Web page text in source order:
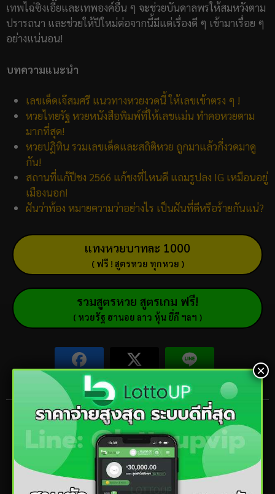
เทพไฉ่ซิงเอี๊ยและเทพองค์อื่น ๆ จะช่วยบันดาลพรให้สมหวังตาม
ปรารถนา และช่วยให้ปีใหม่ต่อจากนี้มีแต่เรื่องดี ๆ เข้ามาเรื่อย ๆ
อย่างแน่นอน!
บทความแนะนำ
เลขเด็ดเจ๊สมศรี แนวทางหวยงวดนี้ ให้เลขเข้าตรง ๆ !
หวยไทยรัฐ หวยหนังสือพิมพ์ที่ให้เลขแม่น ทำคอหวยตาม
มากที่สุด!
หวยปฏิทิน รวมเลขเด็ดและสถิติหวย ถูกมาแล้วกี่งวดมาดู
กัน!
สถานที่แก้ปีชง 2566 แก้ชงที่ไหนดี แถมรูปลง IG เหมือนอยู่
เมืองนอก!
ฝันว่าท้อง หมายความว่าอย่างไร เป็นฝันที่ดีหรือร้ายกันแน่?
แทงหวยบาทละ 1000
( ฟรี ! สูตรหวย ทุกหวย )
รวมสูตรหวย สูตรเกม ฟรี!
( หวยรัฐ ฮานอย ลาว หุ้น ยี่กี ฯลฯ )
ข่าวใหม่มาแรง
ฝันเห็นคนแก่ จะดีหรือร้ายมาส่อง
คำทำนายกัน
10/06/2024
×